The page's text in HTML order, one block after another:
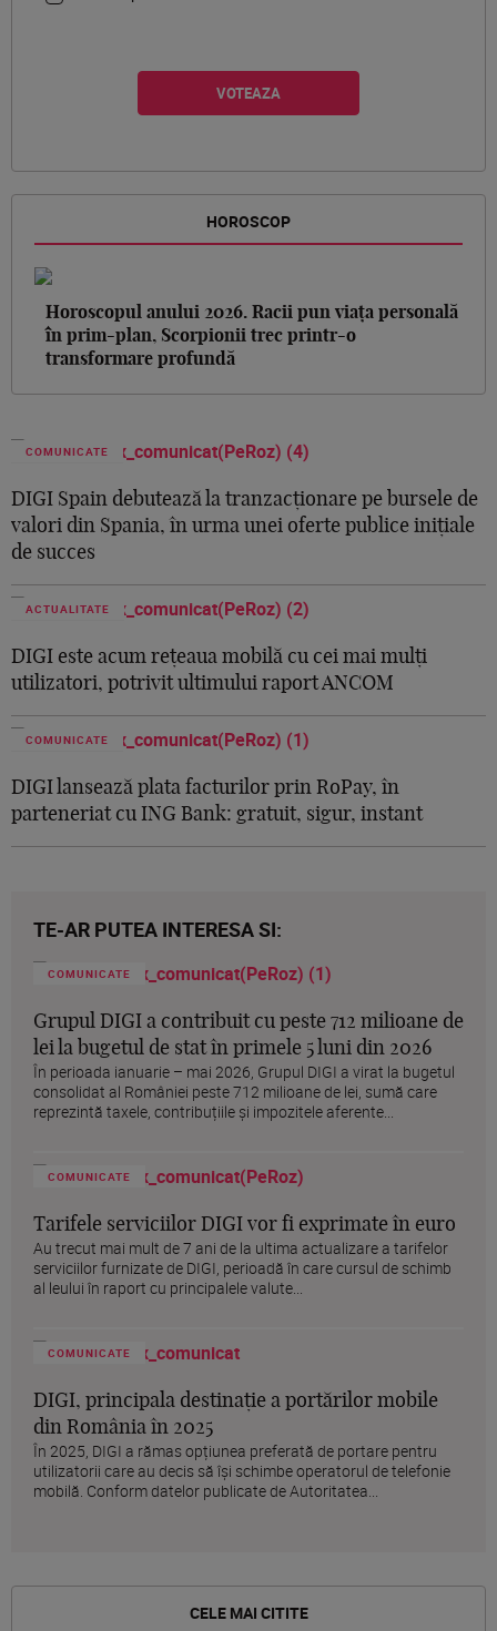
HOROSCOP
Horoscopul anului 2026. Racii pun viața personală
în prim-plan, Scorpionii trec printr-o
transformare profundă
COMUNICATE
DIGI Spain debutează la tranzacționare pe bursele de
valori din Spania, în urma unei oferte publice inițiale
de succes
ACTUALITATE
DIGI este acum rețeaua mobilă cu cei mai mulți
utilizatori, potrivit ultimului raport ANCOM
COMUNICATE
DIGI lansează plata facturilor prin RoPay, în
parteneriat cu ING Bank: gratuit, sigur, instant
TE-AR PUTEA INTERESA SI:
COMUNICATE
Grupul DIGI a contribuit cu peste 712 milioane de
lei la bugetul de stat în primele 5 luni din 2026
În perioada ianuarie – mai 2026, Grupul DIGI a virat la bugetul
consolidat al României peste 712 milioane de lei, sumă care
reprezintă taxele, contribuțiile și impozitele aferente...
COMUNICATE
Tarifele serviciilor DIGI vor fi exprimate în euro
Au trecut mai mult de 7 ani de la ultima actualizare a tarifelor
serviciilor furnizate de DIGI, perioadă în care cursul de schimb
al leului în raport cu principalele valute...
COMUNICATE
DIGI, principala destinație a portărilor mobile
din România în 2025
În 2025, DIGI a rămas opțiunea preferată de portare pentru
utilizatorii care au decis să își schimbe operatorul de telefonie
mobilă. Conform datelor publicate de Autoritatea...
CELE MAI CITITE